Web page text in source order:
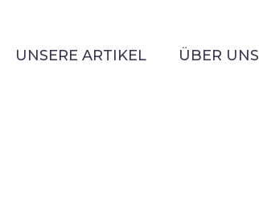
UNSERE ARTIKEL ÜBER UNS